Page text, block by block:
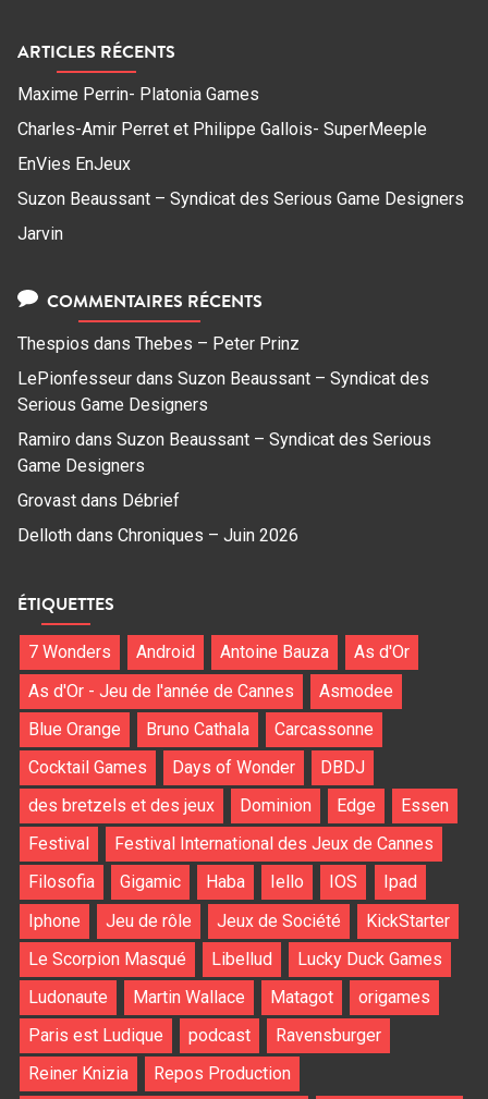
ARTICLES RÉCENTS
Maxime Perrin- Platonia Games
Charles-Amir Perret et Philippe Gallois- SuperMeeple
EnVies EnJeux
Suzon Beaussant – Syndicat des Serious Game Designers
Jarvin
COMMENTAIRES RÉCENTS
Thespios dans Thebes – Peter Prinz
LePionfesseur dans Suzon Beaussant – Syndicat des
Serious Game Designers
Ramiro dans Suzon Beaussant – Syndicat des Serious
Game Designers
Grovast dans Débrief
Delloth dans Chroniques – Juin 2026
ÉTIQUETTES
7 Wonders Android Antoine Bauza
As d'Or
As d'Or - Jeu de l'année de Cannes
Asmodee
Blue Orange
Bruno Cathala
Carcassonne
Cocktail Games
Days of Wonder
DBDJ
des bretzels et des jeux
Dominion Edge
Essen
Festival
Festival International des Jeux de Cannes
Filosofia
Gigamic Haba Iello IOS
Ipad
Iphone
Jeu de rôle Jeux de Société
KickStarter
Le Scorpion Masqué
Libellud
Lucky Duck Games
Ludonaute
Martin Wallace Matagot
origames
Paris est Ludique
podcast
Ravensburger
Reiner Knizia
Repos Production